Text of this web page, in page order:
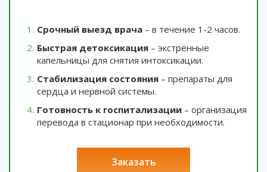
Срочный выезд врача – в течение 1-2 часов.
Быстрая детоксикация – экстренные
капельницы для снятия интоксикации.
Стабилизация состояния – препараты для
сердца и нервной системы.
Готовность к госпитализации – организация
перевода в стационар при необходимости.
заказать